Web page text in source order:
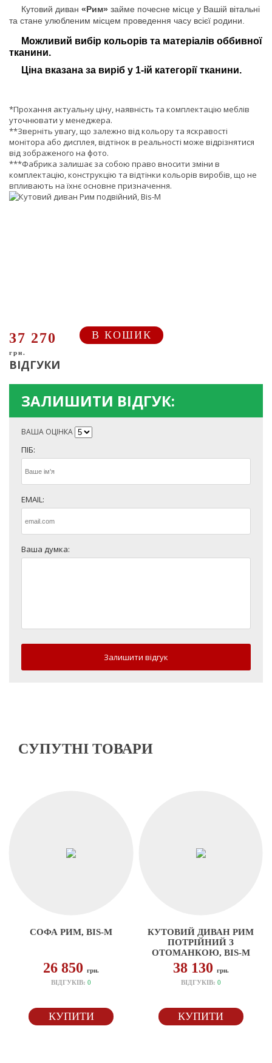
Кутовий диван «Рим» займе почесне місце у Вашій вітальні
та стане улюбленим місцем проведення часу всієї родини.
Можливий вибір кольорів та матеріалів оббивної
тканини.
Ціна вказана за виріб у 1-ій категорії тканини.
*Прохання актуальну ціну, наявність та комплектацію меблів
уточнювати у менеджера.
**Зверніть увагу, що залежно від кольору та яскравості
монітора або дисплея, відтінок в реальності може відрізнятися
від зображеного на фото.
***Фабрика залишає за собою право вносити зміни в
комплектацію, конструкцію та відтінки кольорів виробів, що не
впливають на їхнє основне призначення.
37 270
грн.
В КОШИК
ВІДГУКИ
ЗАЛИШИТИ ВІДГУК:
ВАША ОЦІНКА
ПІБ:
EMAIL:
Ваша думка:
Залишити відгук
СУПУТНІ ТОВАРИ
СОФА РИМ, BIS-M
26 850грн.
ВІДГУКІВ:0
КУПИТИ
КУТОВИЙ ДИВАН РИМ
ПОТРІЙНИЙ З
ОТОМАНКОЮ, BIS-M
38 130 грн.
ВІДГУКІВ: 0
КУПИТИ